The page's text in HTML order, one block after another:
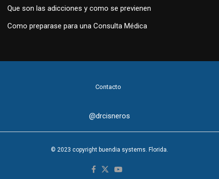
Que son las adicciones y como se previenen
Como preparase para una Consulta Médica
Contacto
@drcisneros
© 2023 copyright buendia systems. Florida.